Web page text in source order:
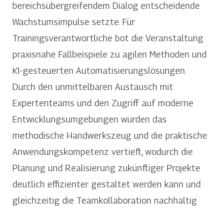
bereichsübergreifendem Dialog entscheidende
Wachstumsimpulse setzte. Für
Trainingsverantwortliche bot die Veranstaltung
praxisnahe Fallbeispiele zu agilen Methoden und
KI-gesteuerten Automatisierungslösungen.
Durch den unmittelbaren Austausch mit
Expertenteams und den Zugriff auf moderne
Entwicklungsumgebungen wurden das
methodische Handwerkszeug und die praktische
Anwendungskompetenz vertieft, wodurch die
Planung und Realisierung zukünftiger Projekte
deutlich effizienter gestaltet werden kann und
gleichzeitig die Teamkollaboration nachhaltig